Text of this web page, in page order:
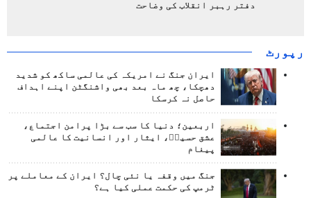
دفتر رہبر انقلاب کی وضاحت
رپورٹ
ایران جنگ نے امریکہ کی عالمی ساکھ کو شدید
دھچکا، چھ ماہ بعد بھی واشنگٹن اپنے اہداف
حاصل نہ کرسکا
اربعین؛ دنیا کا سب سے بڑا پرامن اجتماع،
عشق حسینؑ، ایثار اور انسانیت کا عالمی
پیغام
جنگ میں وقفہ یا نئی چال؟ ایران کے معاملے پر
ٹرمپ کی حکمت عملی کیا ہے؟